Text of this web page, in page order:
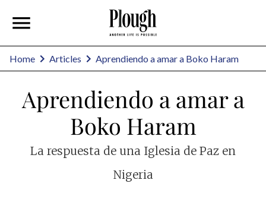
Home Articles Aprendiendo a amar a Boko Haram
Aprendiendo a amar a
Boko Haram
La respuesta de una Iglesia de Paz en
Nigeria